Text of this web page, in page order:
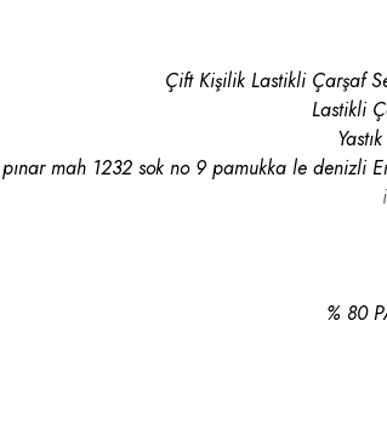
Çift Kişilik Lastikli Çarşaf
Lastikli
mah 1232 sok no 9 pamukka le denizli
% 80